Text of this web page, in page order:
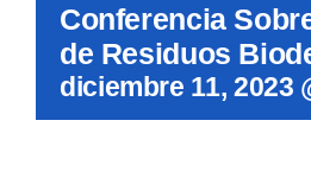
Conferencia
de Residuos
diciembre 11, 2023